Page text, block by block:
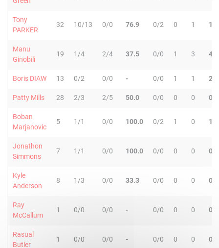
Tony
PARKER
32 10/13 0/0 76.9 0/2 0 1 1
Manu
Ginobili
19 1/4 2/4 37.5 0/0 1 3 4
Boris DIAW 13 0/2 0/0 - 0/0 1 1 2
Patty Mills 28 2/3 2/5 50.0 0/0 0 0 0
Boban
Marjanovic
5 1/1 0/0 100.0 0/2 1 0 1
Jonathon
Simmons
7 1/1 0/0 100.0 0/0 0 0 0
Kyle
Anderson
8 1/3 0/0 33.3 0/0 0 0 0
Ray
McCallum
1 0/0 0/0 - 0/0 0 0 0
Rasual
Butler
1 0/0 0/0 - 0/0 0 0 0